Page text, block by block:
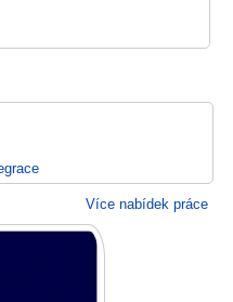
Více nabídek práce